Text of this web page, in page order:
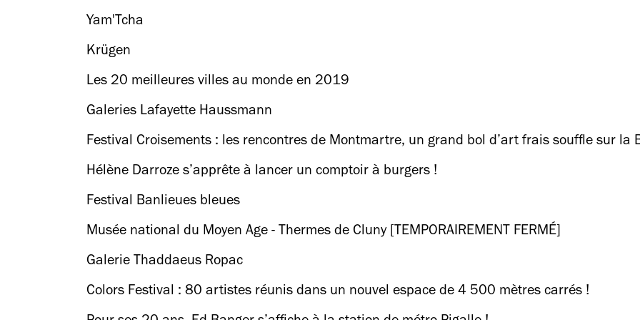
Yam'Tcha
Krügen
Les 20 meilleures villes au monde en 2019
Galeries Lafayette Haussmann
Festival Croisements : les rencontres de Montmartre, un grand bol d’art frais souffle sur la
Hélène Darroze s’apprête à lancer un comptoir à burgers !
Festival Banlieues bleues
Musée national du Moyen Age - Thermes de Cluny [TEMPORAIREMENT FERMÉ]
Galerie Thaddaeus Ropac
Colors Festival : 80 artistes réunis dans un nouvel espace de 4 500 mètres carrés !